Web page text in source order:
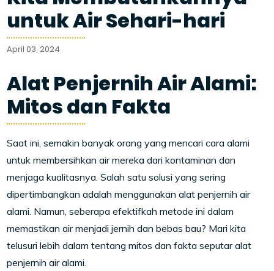
untuk Air Sehari-hari
April 03, 2024
Alat Penjernih Air Alami:
Mitos dan Fakta
Saat ini, semakin banyak orang yang mencari cara alami
untuk membersihkan air mereka dari kontaminan dan
menjaga kualitasnya. Salah satu solusi yang sering
dipertimbangkan adalah menggunakan alat penjernih air
alami. Namun, seberapa efektifkah metode ini dalam
memastikan air menjadi jernih dan bebas bau? Mari kita
telusuri lebih dalam tentang mitos dan fakta seputar alat
penjernih air alami.